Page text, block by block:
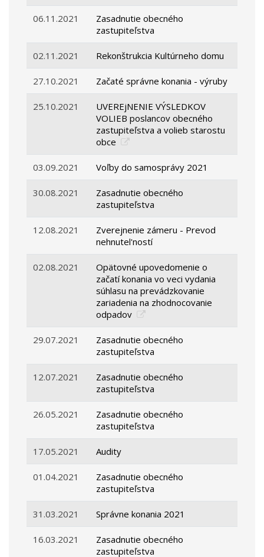
06.11.2021
Zasadnutie obecného
zastupiteľstva
02.11.2021 Rekonštrukcia Kultúrneho domu
27.10.2021 Začaté správne konania - výruby
25.10.2021
UVEREjNENIE VÝSLEDKOV
VOLIEB poslancov obecného
zastupiteľstva a volieb starostu
obce
03.09.2021 Voľby do samosprávy 2021
30.08.2021
Zasadnutie obecného
zastupiteľstva
12.08.2021
Zverejnenie zámeru - Prevod
nehnutel'ností
02.08.2021
Opätovné upovedomenie o
začatí konania vo veci vydania
súhlasu na prevádzkovanie
zariadenia na zhodnocovanie
odpadov
29.07.2021
Zasadnutie obecného
zastupiteľstva
12.07.2021
Zasadnutie obecného
zastupiteľstva
26.05.2021
Zasadnutie obecného
zastupiteľstva
17.05.2021 Audity
01.04.2021
Zasadnutie obecného
zastupiteľstva
31.03.2021 Správne konania 2021
16.03.2021
Zasadnutie obecného
zastupiteľstva